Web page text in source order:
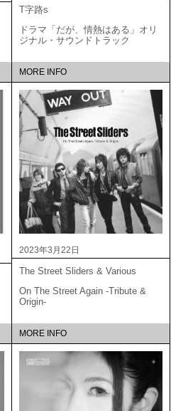
T字路s
ドラマ「だが、情熱はある」オリ
ジナル・サウンドトラック
MORE INFO
2023年3月22日
The Street Sliders & Various
On The Street Again -Tribute &
Origin-
MORE INFO